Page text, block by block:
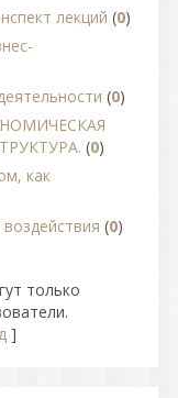
лекций (0)
(0)
(0)
как
(0)
только
]